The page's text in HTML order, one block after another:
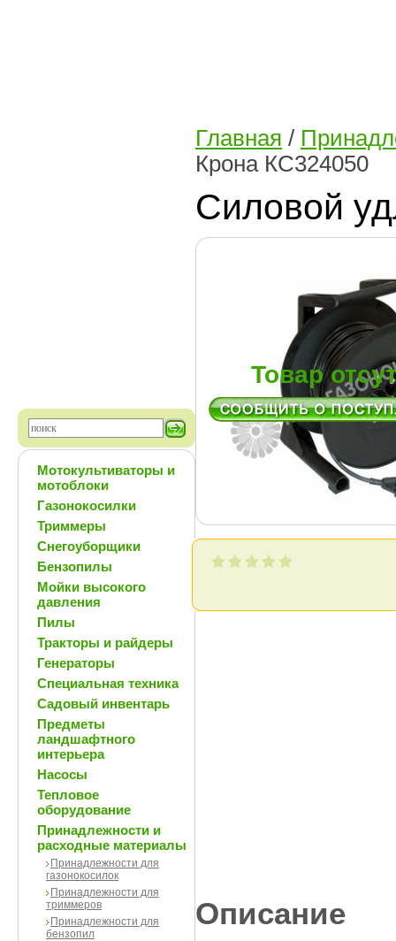
Мотокультиваторы и
мотоблоки
Газонокосилки
Триммеры
Снегоуборщики
Бензопилы
Мойки высокого
давления
Пилы
Тракторы и райдеры
Генераторы
Специальная техника
Садовый инвентарь
Предметы
ландшафтного
интерьера
Насосы
Тепловое
оборудование
Принадлежности и
расходные материалы
Принадлежности для
газонокосилок
Принадлежности для
триммеров
Принадлежности для
бензопил
Главная /
Крона КС324050
Силовой
Товар
Описание